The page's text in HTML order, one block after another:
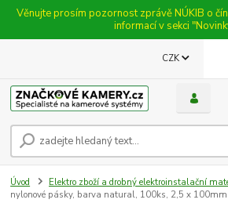
Věnujte prosím pozornost zprávě NÚKIB o
informací v sekci
CZK
Úvod Elektro zboží a drobný elektroinstalační
nylonové pásky, barva natural, 100ks, 2,5 x 100mm